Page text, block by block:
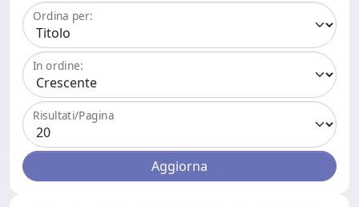
Ordina per:
In ordine:
Risultati/Pagina